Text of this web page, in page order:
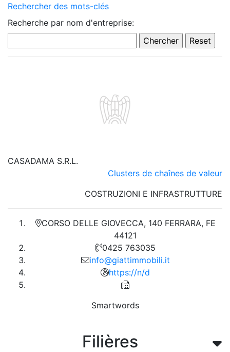
Rechercher des mots-clés
Recherche par nom d'entreprise:
Filières
CASADAMA S.R.L.
Clusters de chaînes de valeur
COSTRUZIONI E INFRASTRUTTURE
CORSO DELLE GIOVECCA, 140 FERRARA, FE
44121
0425 763035
info@giattimmobili.it
https://n/d
Smartwords